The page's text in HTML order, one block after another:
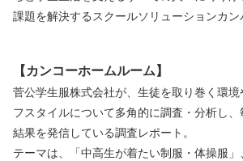
課題を解決するスクールソリューションカン
【カンコーホームルーム】
菅公学生服株式会社が、生徒を取り巻く環境
フスタイルについて多角的に調査・分析し、
結果を発信している調査レポート。
テーマは、「中高生が着たい制服・体操服